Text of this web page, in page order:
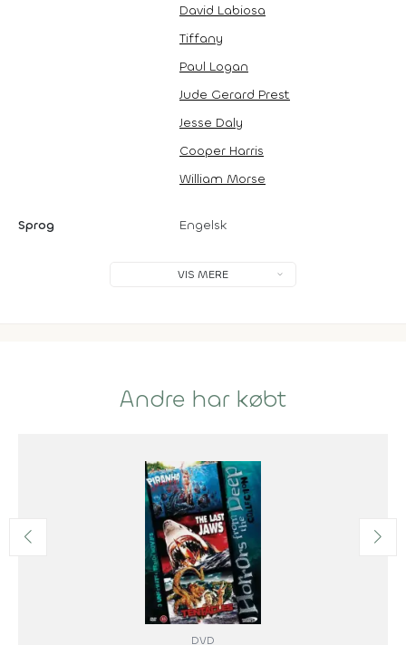
David Labiosa
Tiffany
Paul Logan
Jude Gerard Prest
Jesse Daly
Cooper Harris
William Morse
Sprog Engelsk
VIS MERE
Andre har købt
DVD